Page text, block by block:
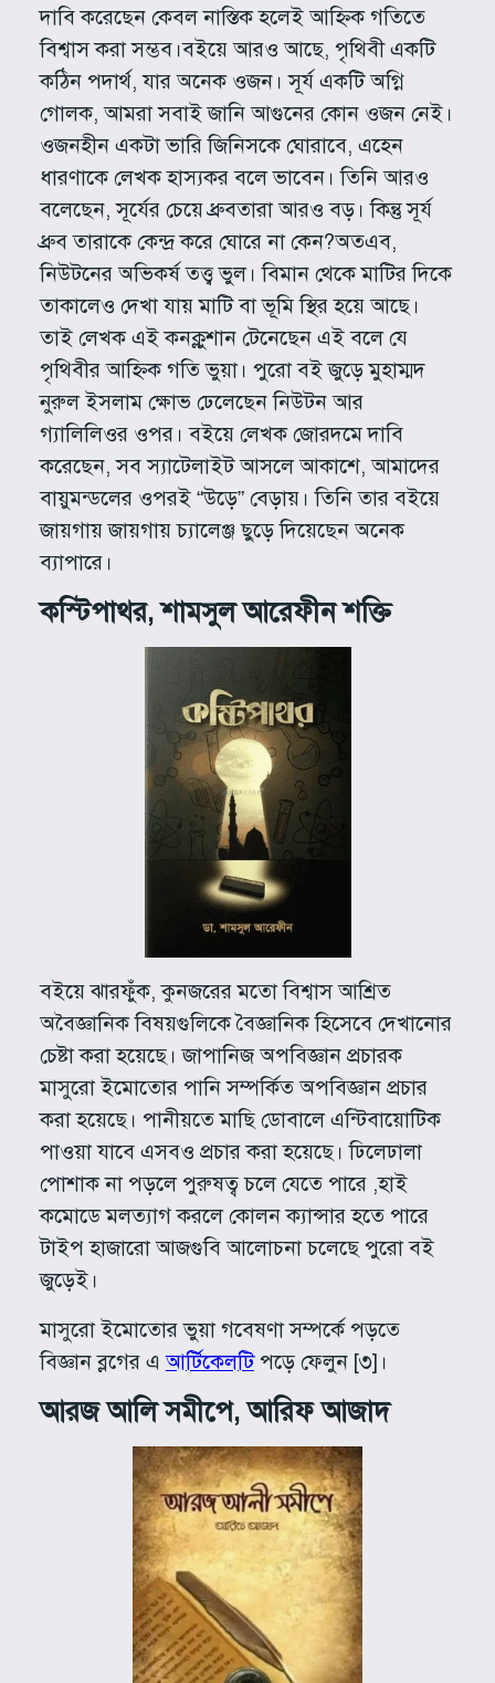
দাবি করেছেন কেবল নাস্তিক হলেই আহ্নিক গতিতে
বিশ্বাস করা সম্ভব।বইয়ে আরও আছে, পৃথিবী একটি
কঠিন পদার্থ, যার অনেক ওজন। সূর্য একটি অগ্নি
গোলক, আমরা সবাই জানি আগুনের কোন ওজন নেই।
ওজনহীন একটা ভারি জিনিসকে ঘোরাবে, এহেন
ধারণাকে লেখক হাস্যকর বলে ভাবেন। তিনি আরও
বলেছেন, সূর্যের চেয়ে ধ্রুবতারা আরও বড়। কিন্তু সূর্য
ধ্রুব তারাকে কেন্দ্র করে ঘোরে না কেন?অতএব,
নিউটনের অভিকর্ষ তত্ত্ব ভুল। বিমান থেকে মাটির দিকে
তাকালেও দেখা যায় মাটি বা ভূমি স্থির হয়ে আছে।
তাই লেখক এই কনক্লুশান টেনেছেন এই বলে যে
পৃথিবীর আহ্নিক গতি ভুয়া। পুরো বই জুড়ে মুহাম্মদ
নুরুল ইসলাম ক্ষোভ ঢেলেছেন নিউটন আর
গ্যালিলিওর ওপর। বইয়ে লেখক জোরদমে দাবি
করেছেন, সব স্যাটেলাইট আসলে আকাশে, আমাদের
বায়ুমন্ডলের ওপরই “উড়ে” বেড়ায়। তিনি তার বইয়ে
জায়গায় জায়গায় চ্যালেঞ্জ ছুড়ে দিয়েছেন অনেক
ব্যাপারে।
কস্টিপাথর, শামসুল আরেফীন শক্তি
বইয়ে ঝারফুঁক, কুনজরের মতো বিশ্বাস আশ্রিত
অবৈজ্ঞানিক বিষয়গুলিকে বৈজ্ঞানিক হিসেবে দেখানোর
চেষ্টা করা হয়েছে। জাপানিজ অপবিজ্ঞান প্রচারক
মাসুরো ইমোতোর পানি সম্পর্কিত অপবিজ্ঞান প্রচার
করা হয়েছে। পানীয়তে মাছি ডোবালে এন্টিবায়োটিক
পাওয়া যাবে এসবও প্রচার করা হয়েছে। ঢিলেঢালা
পোশাক না পড়লে পুরুষত্ব চলে যেতে পারে ,হাই
কমোডে মলত্যাগ করলে কোলন ক্যান্সার হতে পারে
টাইপ হাজারো আজগুবি আলোচনা চলেছে পুরো বই
জুড়েই।
মাসুরো ইমোতোর ভুয়া গবেষণা সম্পর্কে পড়তে
বিজ্ঞান ব্লগের এআর্টিকেলটিপড়ে ফেলুন [৩]।
আরজ আলি সমীপে, আরিফ আজাদ